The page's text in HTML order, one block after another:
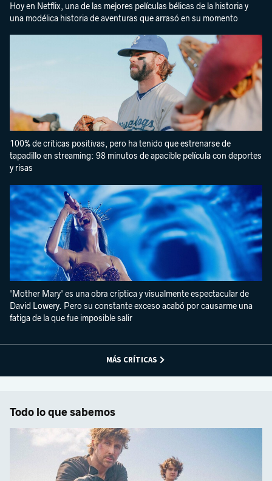
Hoy en Netflix, una de las mejores películas bélicas de la historia y
una modélica historia de aventuras que arrasó en su momento
100% de críticas positivas, pero ha tenido que estrenarse de
tapadillo en streaming: 98 minutos de apacible película con deportes
y risas
'Mother Mary' es una obra críptica y visualmente espectacular de
David Lowery. Pero su constante exceso acabó por causarme una
fatiga de la que fue imposible salir
MÁS CRÍTICAS
Todo lo que sabemos